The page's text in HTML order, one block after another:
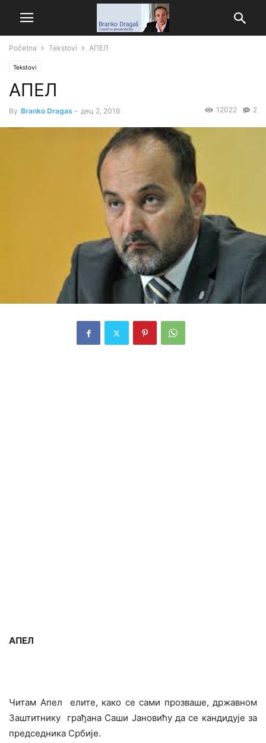
Početna Tekstovi АПЕЛ
Tekstovi
АПЕЛ
By Branko Dragas - дец 2, 2016 2
12022
АПЕЛ
Читам Апел елите, како се сами прозваше, државном
Заштитнику грађана Саши Јановићу да се кандидује за
председника Србије.